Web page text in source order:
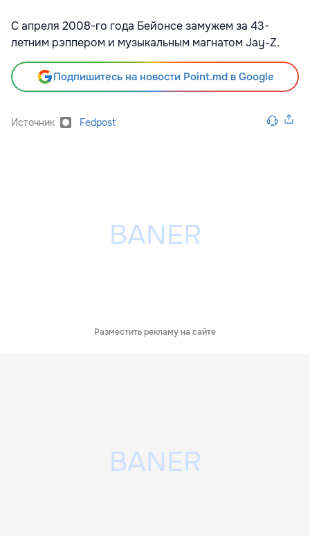
С апреля 2008-го года Бейонсе замужем за 43-
летним рэппером и музыкальным магнатом Jay-Z.
Подпишитесь на новости Point.md в Google
Источник Fedpost
Разместить рекламу на сайте